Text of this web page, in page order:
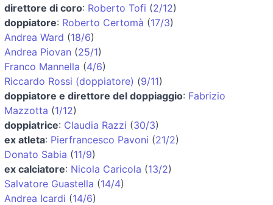
direttore di coro: Roberto Tofi (2/12)
doppiatore: Roberto Certomà (17/3)
Andrea Ward (18/6)
Andrea Piovan (25/1)
Franco Mannella (4/6)
Riccardo Rossi (doppiatore) (9/11)
doppiatore e direttore del doppiaggio: Fabrizio
Mazzotta (1/12)
doppiatrice: Claudia Razzi (30/3)
ex atleta: Pierfrancesco Pavoni (21/2)
Donato Sabia (11/9)
ex calciatore: Nicola Caricola (13/2)
Salvatore Guastella (14/4)
Andrea Icardi (14/6)